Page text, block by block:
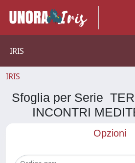
IRIS
IRIS
Sfoglia per Serie
INCONTRI
Opzioni